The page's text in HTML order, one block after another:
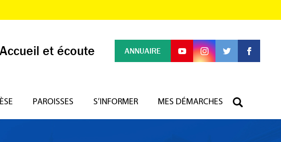
Accueil et écoute ANNUAIRE
PAROISSES S’INFORMER MES DÉMARCHES